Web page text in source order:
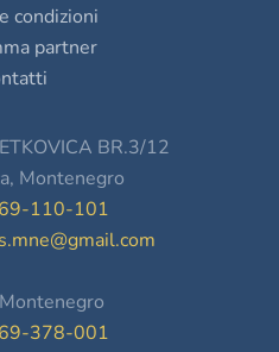
condizioni
partner
BR.3/12
Montenegro
110-101
378-001